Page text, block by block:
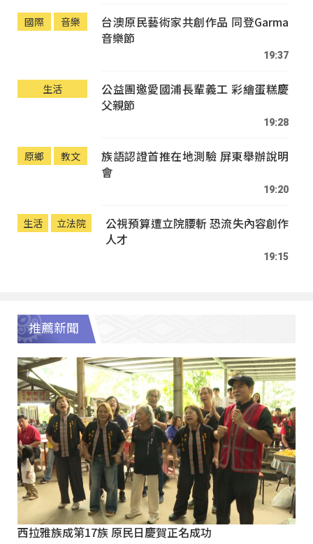
國際 音樂
台澳原民藝術家共創作品 同登Garma
音樂節
19:37
生活
公益團邀愛國浦長輩義工 彩繪蛋糕慶
父親節
19:28
原鄉 教文
族語認證首推在地測驗 屏東舉辦說明
會
19:20
生活 立法院
公視預算遭立院腰斬 恐流失內容創作
人才
19:15
推薦新聞
西拉雅族成第17族 原民日慶賀正名成功